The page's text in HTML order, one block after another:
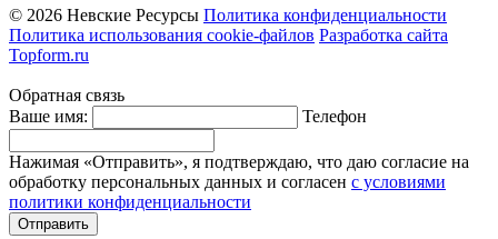
© 2026 Невские Ресурсы Политика конфиденциальности
Политика использования cookie-файлов Разработка сайта
Topform.ru
Обратная связь
Ваше имя:
Телефон
Нажимая «Отправить», я подтверждаю, что даю согласие на
обработку персональных данных и согласен с условиями
политики конфиденциальности
Отправить